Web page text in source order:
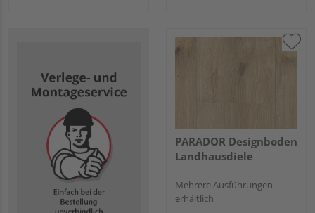
PARADOR Designboden
Landhausdiele
Mehrere Ausführungen
erhältlich